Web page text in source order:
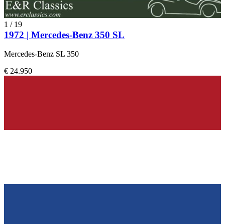
1 / 19
1972 | Mercedes-Benz 350 SL
Mercedes-Benz SL 350
€ 24.950